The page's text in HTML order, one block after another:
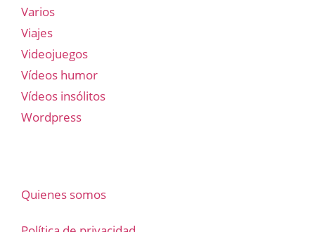
Varios
Viajes
Videojuegos
Vídeos humor
Vídeos insólitos
Wordpress
Quienes somos